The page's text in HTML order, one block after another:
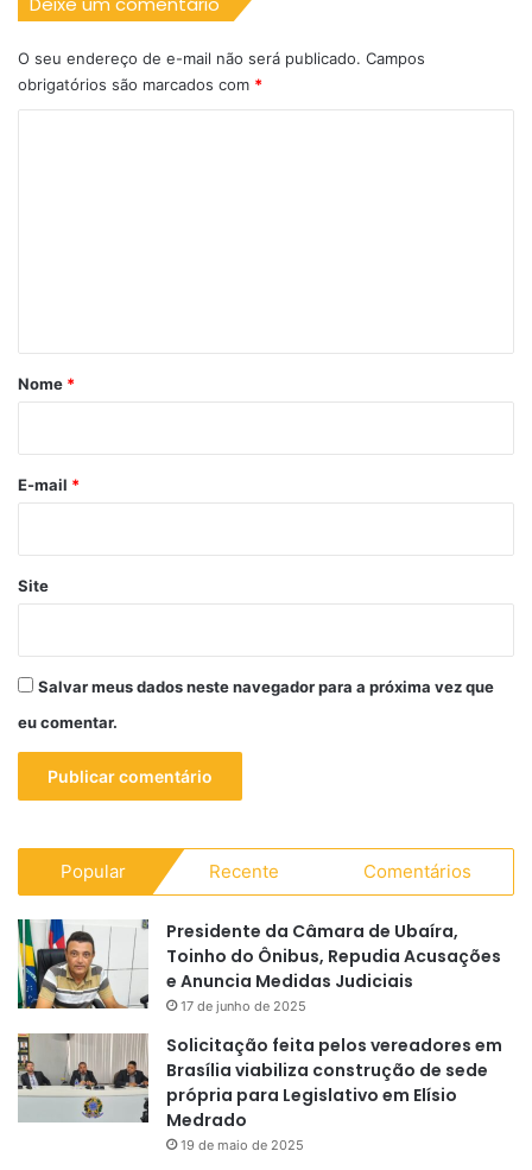
O seu endereço de e-mail não será publicado. Campos
obrigatórios são marcados com *
r
*
Nome *
E-mail *
Site
Salvar meus dados neste navegador para a próxima vez que
eu comentar.
Popular Recente Comentários
Presidente da Câmara de Ubaíra,
Toinho do Ônibus, Repudia Acusações
e Anuncia Medidas Judiciais
17 de junho de 2025
Solicitação feita pelos vereadores em
Brasília viabiliza construção de sede
própria para Legislativo em Elísio
Medrado
19 de maio de 2025